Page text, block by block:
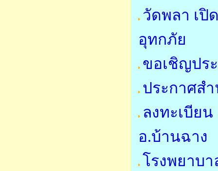
วัดพลา เปิ
อุทกภัย
ขอเชิญปร
ประกาศส
ลงทะเบีย
อ.บ้านฉาง
โรงพยาบ